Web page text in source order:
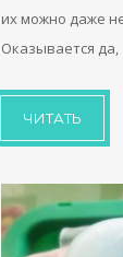
их можно даже
Оказывается да,
ЧИТАТЬ